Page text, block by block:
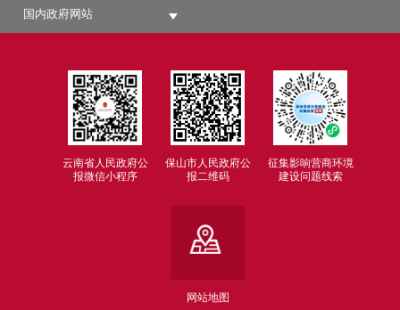
国内政府网站
云南省人民政府公
报微信小程序
保山市人民政府公
报二维码
征集影响营商环境
建设问题线索
网站地图